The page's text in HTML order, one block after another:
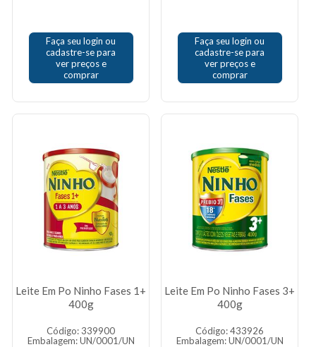
Faça seu login ou
cadastre-se para
ver preços e
comprar
Faça seu login ou
cadastre-se para
ver preços e
comprar
Leite Em Po Ninho Fases 1+
400g
Código: 339900
Embalagem: UN/0001/UN
Leite Em Po Ninho Fases 3+
400g
Código: 433926
Embalagem: UN/0001/UN